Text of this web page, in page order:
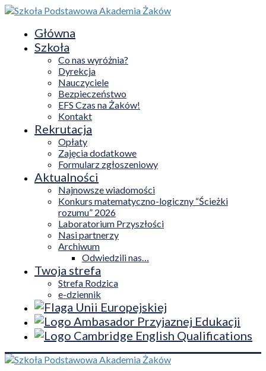
Główna
Szkoła
Co nas wyróżnia?
Dyrekcja
Nauczyciele
Bezpieczeństwo
EFS Czas na Żaków!
Kontakt
Rekrutacja
Opłaty
Zajęcia dodatkowe
Formularz zgłoszeniowy
Aktualności
Najnowsze wiadomości
Konkurs matematyczno-logiczny “Ścieżki
rozumu” 2026
Laboratorium Przyszłości
Nasi partnerzy
Archiwum
Odwiedzili nas…
Twoja strefa
Strefa Rodzica
e-dziennik